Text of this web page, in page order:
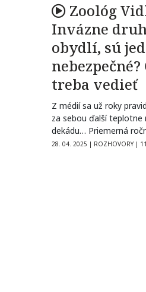
Zoológ
Invázne
obydlí, sú
treba vedieť
Z médií sa už roky
za sebou ďalší teplotne
dekádu… Priemerná
28. 04. 2025 | ROZHOVORY |